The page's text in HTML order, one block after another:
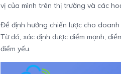
vị của mình trên thị trường và các
Để định hướng chiến lược cho
Từ đó, xác định được điểm mạnh,
điểm yếu.